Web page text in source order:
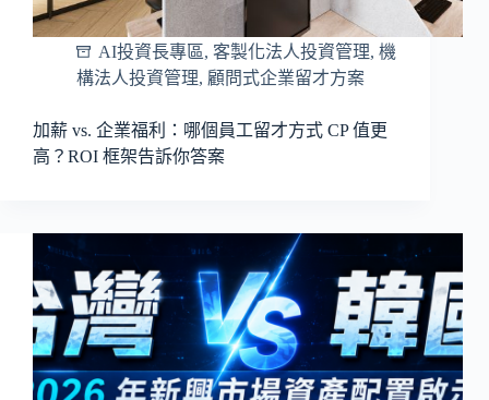
AI投資長專區, 客製化法人投資管理, 機
構法人投資管理, 顧問式企業留才方案
加薪 vs. 企業福利：哪個員工留才方式 CP 值更
高？ROI 框架告訴你答案